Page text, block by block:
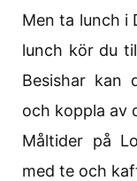
Men ta lunch i
lunch kör du
Besishar kan
och koppla av
Måltider på
med te och